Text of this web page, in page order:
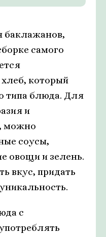
баклажанов,
самого
который
типа блюда. Для
и
можно
соусы,
овощи и зелень.
вкус, придать
с